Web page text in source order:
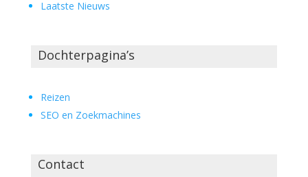
Laatste Nieuws
Dochterpagina’s
Reizen
SEO en Zoekmachines
Contact